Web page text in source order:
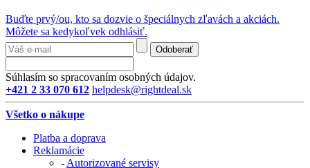
Buďte prvý/ou, kto sa dozvie o špeciálnych zľavách a akciách.
Môžete sa kedykoľvek odhlásiť.
Odoberať
Súhlasím so spracovaním osobných údajov.
+421 2 33 070 612 helpdesk@rightdeal.sk
Všetko o nákupe
Platba a doprava
Reklamácie
-Autorizované servisy